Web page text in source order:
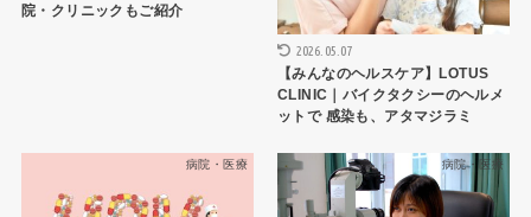
院・クリニックもご紹介
2026.05.07
【みんなのヘルスケア】LOTUS
CLINIC｜バイクタクシーのヘルメ
ットで 感染も、アタマジラミ
病院・医療 病院・医療